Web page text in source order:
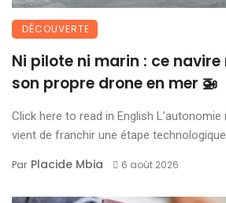
DÉCOUVERTE
Ni pilote ni marin : ce
son propre drone en mer 🚁
Click here to read in English
vient de franchir une étape technologique
Par Placide Mbia 6 août 2026